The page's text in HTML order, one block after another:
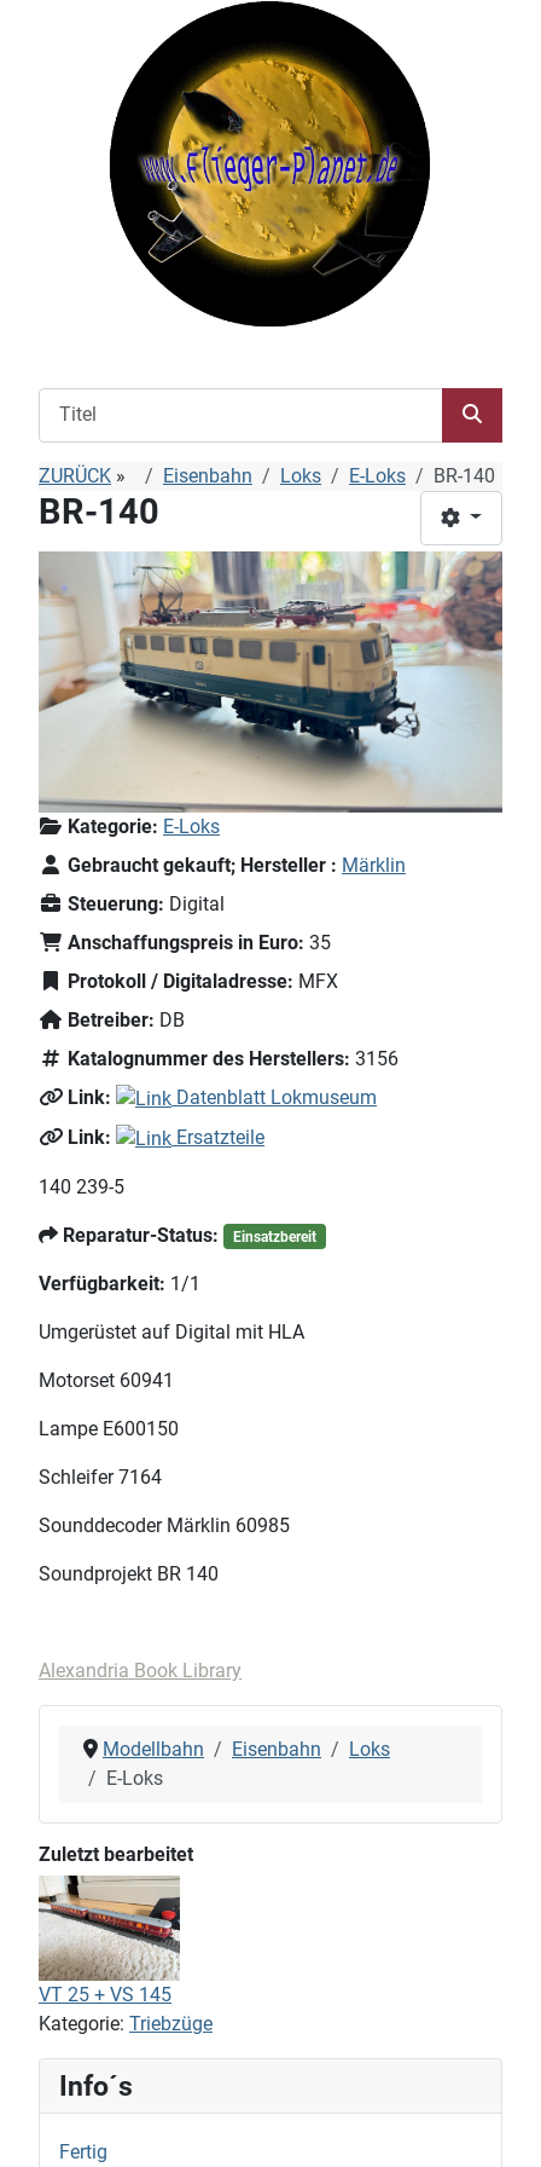
Info´s
Fertig
ZURÜCK » Eisenbahn Loks E-Loks BR-140
BR-140
Kategorie: E-Loks
Gebraucht gekauft; Hersteller : Märklin
Steuerung: Digital
Anschaffungspreis in Euro: 35
Protokoll / Digitaladresse: MFX
Betreiber: DB
Katalognummer des Herstellers: 3156
Link:
Datenblatt Lokmuseum
Link:
Ersatzteile
140 239-5
Reparatur-Status: Einsatzbereit
Verfügbarkeit: 1/1
Umgerüstet auf Digital mit HLA
Motorset 60941
Lampe E600150
Schleifer 7164
Sounddecoder Märklin 60985
Soundprojekt BR 140
Alexandria Book Library
Modellbahn Eisenbahn
Loks
E-Loks
Zuletzt bearbeitet
VT 25 + VS 145
Kategorie: Triebzüge